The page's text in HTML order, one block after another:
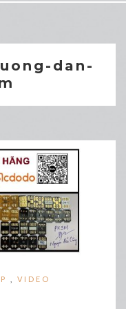
dan-
VIDEO